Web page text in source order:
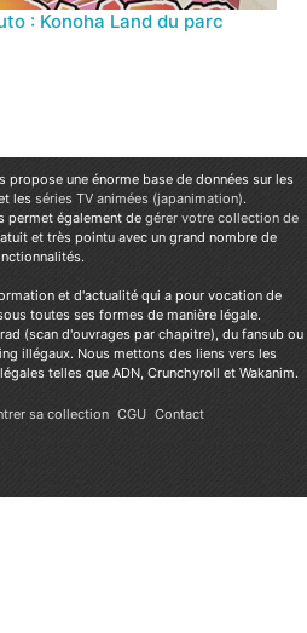
: Konoha Land du parc
propose une énorme base de données sur les
les séries TV animées (japanimation).
permet également de gérer votre collection de
et très pointu avec un grand nombre de
et d'actualité qui a pour vocation de
toutes ses formes de manière légale.
(scan d'ouvrages par chapitre), du fansub ou
illégaux. Nous mettons des liens vers les
telles que ADN, Crunchyroll et Wakanim.
sa collection CGU Contact